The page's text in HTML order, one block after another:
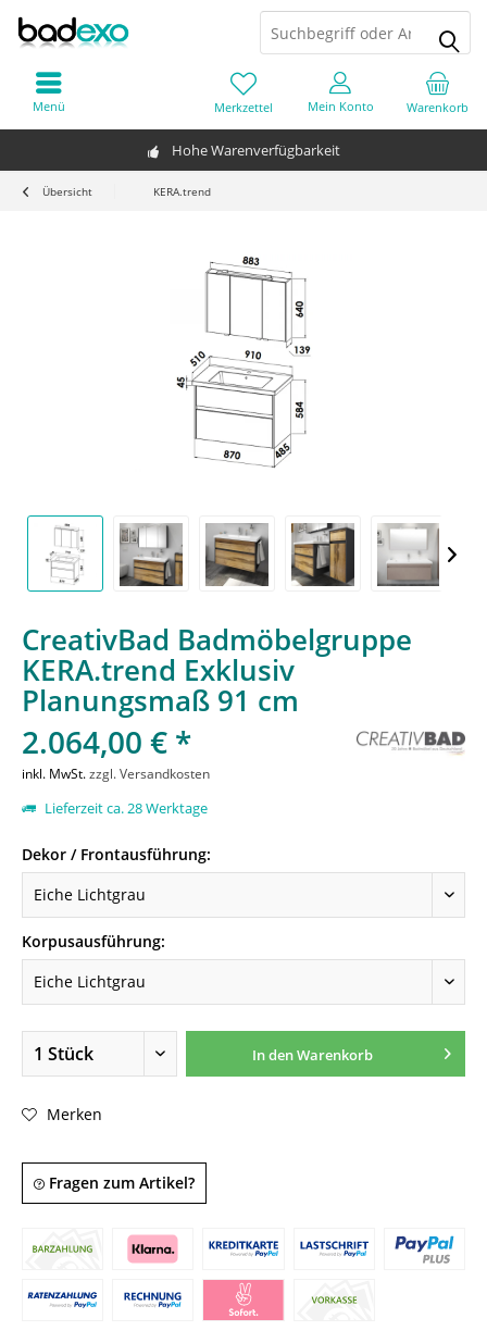
Hohe Warenverfügbarkeit
Warenkorb
Merkzettel Mein Konto
Menü
Übersicht KERA.trend
CreativBad Badmöbelgruppe
KERA.trend Exklusiv
Planungsmaß 91 cm
2.064,00 € *
inkl. MwSt.zzgl. Versandkosten
Lieferzeit ca. 28 Werktage
Dekor / Frontausführung:
Korpusausführung:
In denWarenkorb
Merken
Fragen zum Artikel?